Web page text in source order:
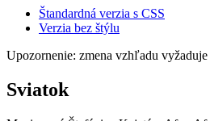
Štandardná verzia s CSS
Verzia bez štýlu
Upozornenie: zmena vzhľadu vyžaduje
Sviatok